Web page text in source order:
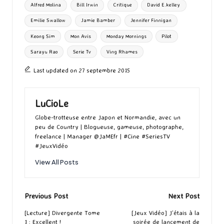
o
k
o
n
r
g
er
Alfred Molina Bill Irwin Critique David E.kelley
Emilie Swallow Jamie Bamber Jennifer Finnigan
Keong Sim Mon Avis Monday Mornings Pilot
Sarayu Rao Serie Tv Ving Rhames
Last updated on 27 septembre 2015
LuCioLe
Globe-trotteuse entre Japon et Normandie, avec un
peu de Country | Blogueuse, gameuse, photographe,
freelance | Manager @JaMEfr | #Cine #SeriesTV
#JeuxVidéo
View All Posts
Post
navigation
Previous Post
[Lecture] Divergente Tome
1 : Excellent !
Next Post
[Jeux Vidéo] J’étais à la
soirée de lancement de